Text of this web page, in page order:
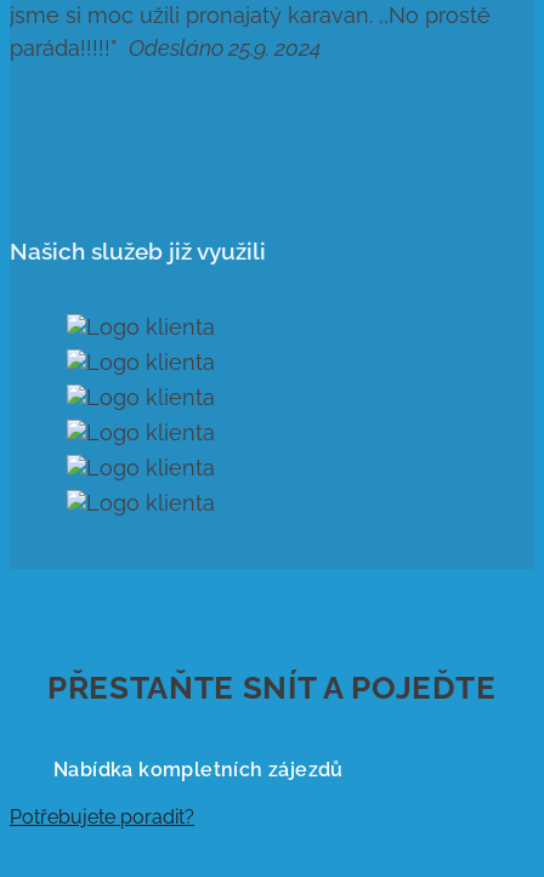
jsme si moc užili pronajatý karavan. ,,No prostě
paráda!!!!!" Odesláno 25.9. 2024
Našich služeb již využili
PŘESTAŇTE SNÍT A POJEĎTE
Nabídka kompletních zájezdů
Potřebujete poradit?